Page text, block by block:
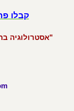
קבלו
"אסטרולוגיה